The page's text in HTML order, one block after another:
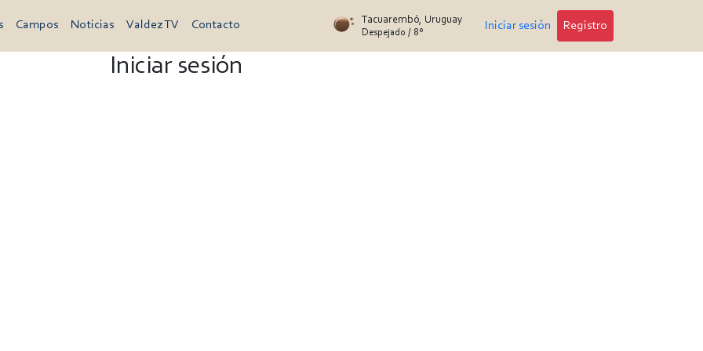
Campos Noticias Valdez TV Contacto Tacuarembó, Uruguay
Despejado / 8° Iniciar sesión Registro
Iniciar sesión